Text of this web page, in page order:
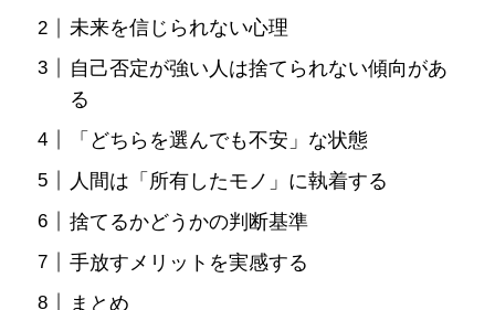
未来を信じられない心理
自己否定が強い人は捨てられない傾向があ
る
「どちらを選んでも不安」な状態
人間は「所有したモノ」に執着する
捨てるかどうかの判断基準
手放すメリットを実感する
まとめ